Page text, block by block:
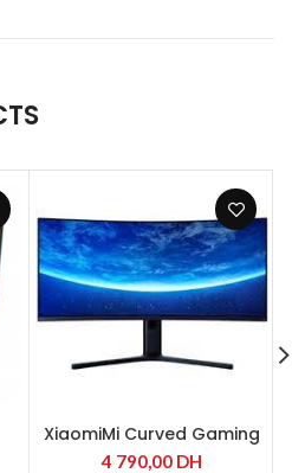
XiaomiMi Curved Gaming
Monitor 34″ (BHR5133GL)
4 790,00 DH